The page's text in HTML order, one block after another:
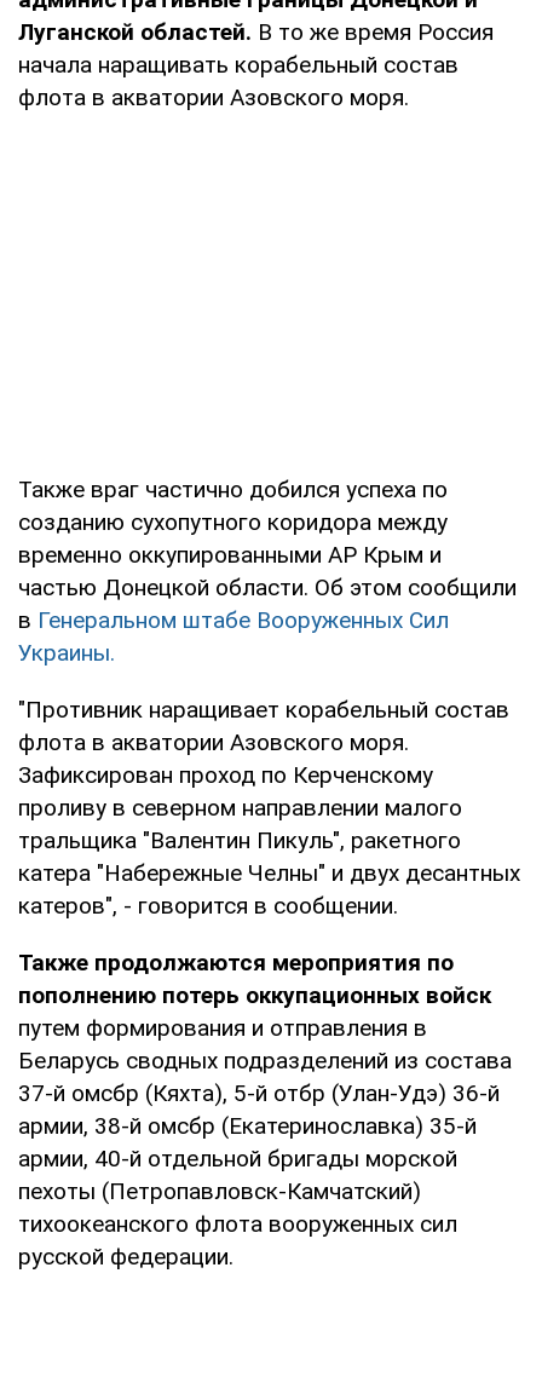
Луганской областей. В то же время Россия
начала наращивать корабельный состав
флота в акватории Азовского моря.
Также враг частично добился успеха по
созданию сухопутного коридора между
временно оккупированными АР Крым и
частью Донецкой области. Об этом сообщили
в Генеральном штабе Вооруженных Сил
Украины.
"Противник наращивает корабельный состав
флота в акватории Азовского моря.
Зафиксирован проход по Керченскому
проливу в северном направлении малого
тральщика "Валентин Пикуль", ракетного
катера "Набережные Челны" и двух десантных
катеров", - говорится в сообщении.
Также продолжаются мероприятия по
пополнению потерь оккупационных войск
путем формирования и отправления в
Беларусь сводных подразделений из состава
37-й омсбр (Кяхта), 5-й отбр (Улан-Удэ) 36-й
армии, 38-й омсбр (Екатеринославка) 35-й
армии, 40-й отдельной бригады морской
пехоты (Петропавловск-Камчатский)
тихоокеанского флота вооруженных сил
русской федерации.